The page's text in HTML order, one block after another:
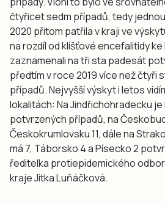
čtyřicet sedm případů, tedy
2020 přitom patřila v kraji ve
na rozdíl od klíšťové encefalitidy
zaznamenali na tři sta padesát
předtím v roce 2019 více než čtyři
případů. Nejvyšší výskyt i letos
lokalitách: Na Jindřichohradecku je
potvrzených případů, na
Českokrumlovsku 11, dále na
má 7, Táborsko 4 a Písecko 2
ředitelka protiepidemického
kraje Jitka Luňáčková.